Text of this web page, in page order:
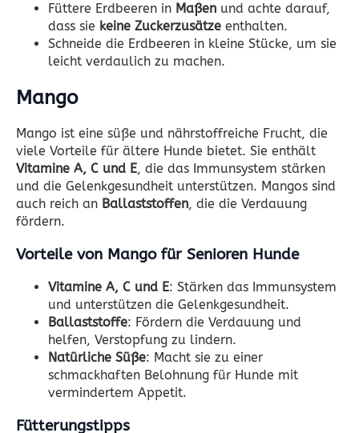
Füttere Erdbeeren in Maßen und achte darauf,
dass sie keine Zuckerzusätze enthalten.
Schneide die Erdbeeren in kleine Stücke, um sie
leicht verdaulich zu machen.
Mango
Mango ist eine süße und nährstoffreiche Frucht, die
viele Vorteile für ältere Hunde bietet. Sie enthält
Vitamine A, C und E, die das Immunsystem stärken
und die Gelenkgesundheit unterstützen. Mangos sind
auch reich an Ballaststoffen, die die Verdauung
fördern.
Vorteile von Mango für Senioren Hunde
Vitamine A, C und E: Stärken das Immunsystem
und unterstützen die Gelenkgesundheit.
Ballaststoffe: Fördern die Verdauung und
helfen, Verstopfung zu lindern.
Natürliche Süße: Macht sie zu einer
schmackhaften Belohnung für Hunde mit
vermindertem Appetit.
Fütterungstipps